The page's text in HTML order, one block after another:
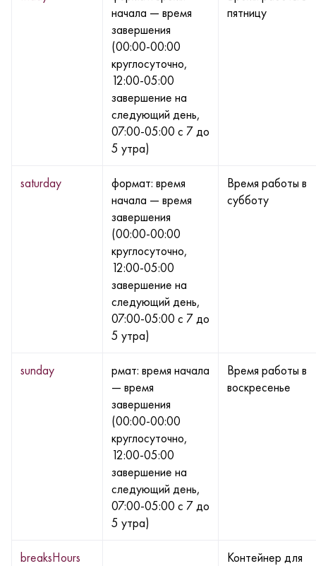
начала — время
завершения
(00:00-00:00
круглосуточно,
12:00-05:00
завершение на
следующий день,
07:00-05:00 с 7 до
5 утра)
пятницу
saturday
формат: время
начала — время
завершения
(00:00-00:00
круглосуточно,
12:00-05:00
завершение на
следующий день,
07:00-05:00 с 7 до
5 утра)
Время работы в
субботу
sunday
рмат: время начала
— время
завершения
(00:00-00:00
круглосуточно,
12:00-05:00
завершение на
следующий день,
07:00-05:00 с 7 до
5 утра)
Время работы в
воскресенье
breaksHours
Контейнер для